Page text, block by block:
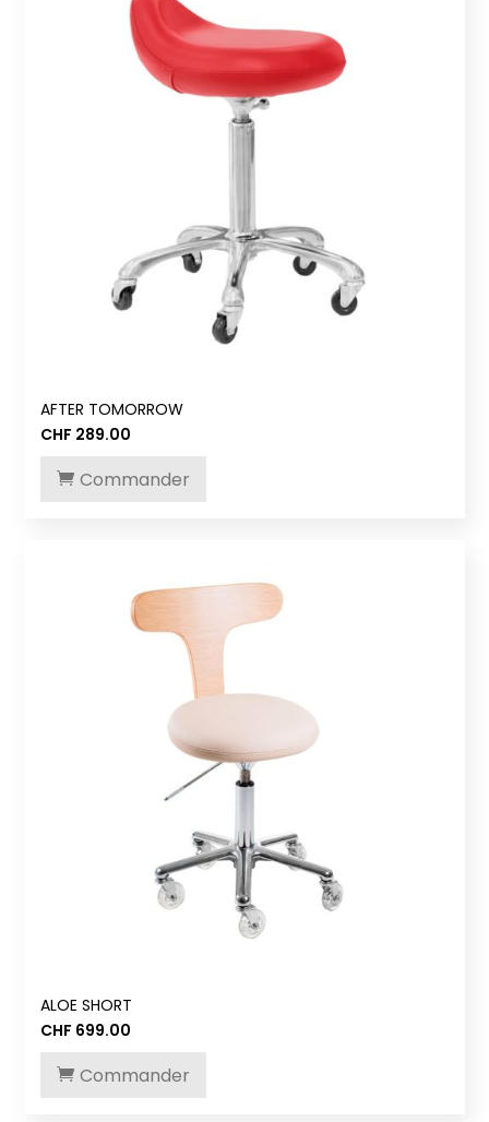
AFTER TOMORROW
CHF 289.00
Commander
ALOE SHORT
CHF 699.00
Commander